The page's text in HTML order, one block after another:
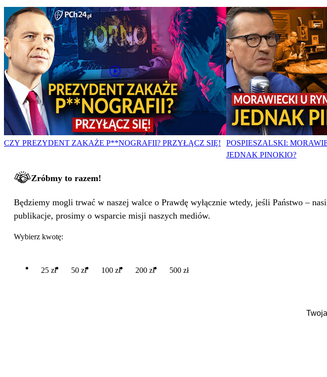
CZY PREZYDENT ZAKAŻE P**NOGRAFII? PRZYŁĄCZ SIĘ!
POSPIESZALSKI:
JEDNAK PINOKIO?
Zróbmy to razem!
Będziemy mogli trwać w naszej walce o Prawdę wyłącznie wtedy, jeśli Państwo –
publikacje, prosimy o wsparcie misji naszych mediów.
Wybierz kwotę:
25 zł 50 zł 100 zł 200 zł 500 zł